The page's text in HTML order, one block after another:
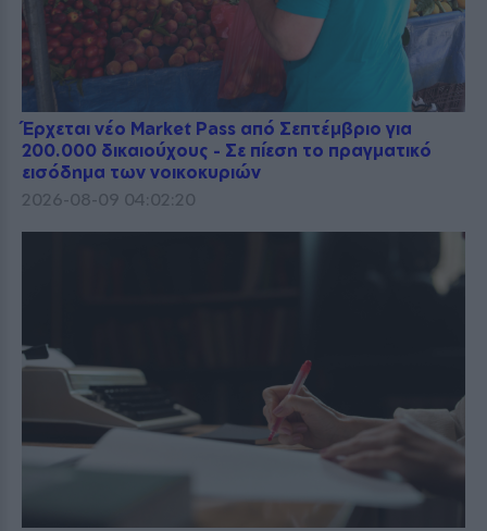
Έρχεται νέο Market Pass από Σεπτέμβριο για
200.000 δικαιούχους - Σε πίεση το πραγματικό
εισόδημα των νοικοκυριών
2026-08-09 04:02:20